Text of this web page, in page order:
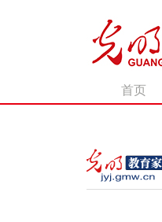
首页